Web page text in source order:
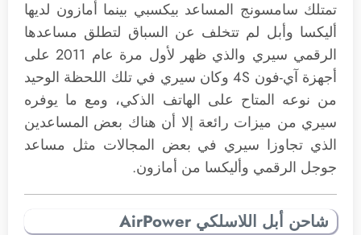
تمتلك سامسونج المساعد بيكسبي بينما أمازون لديها
أليكسا وأبل لم تتخلف عن السباق لتطلق مساعدها
الرقمي سيري والذي ظهر لأول مرة عام 2011 على
أجهزة آي-فون 4S وكان سيري في تلك اللحظة الوحيد
من نوعه المتاح على الهاتف الذكي، ومع ما يوفره
سيري من ميزات رائعة إلا أن هناك بعض المساعدين
الذي تجاوزا سيري في بعض المجالات مثل مساعد
جوجل الرقمي وأليكسا من أمازون.
شاحن أبل اللاسلكي AirPower